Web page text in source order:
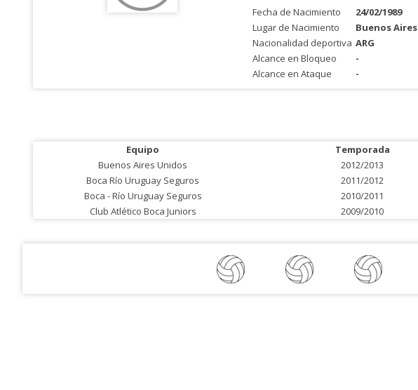
Fecha de Nacimiento
24/02/1989
Lugar de Nacimiento
Buenos Aires
Nacionalidad deportiva ARG
Alcance en Bloqueo
-
Alcance en Ataque
-
Equipo Temporada
Buenos Aires Unidos
2012/2013
Boca Río Uruguay Seguros
2011/2012
Boca - Río Uruguay Seguros
2010/2011
Club Atlético Boca Juniors
2009/2010